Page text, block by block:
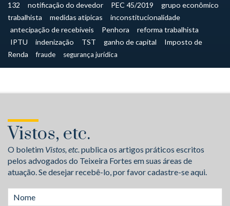
132
notificação do devedor PEC 45/2019
grupo econômico
trabalhista
medidas atípicas
inconstitucionalidade
antecipação de recebíveis
Penhora
reforma trabalhista
IPTU
indenização TST ganho de capital
Imposto de
Renda
fraude segurança jurídica
Vistos, etc.
O boletim Vistos, etc.publica os artigos práticos escritos
pelos advogados do Teixeira Fortes em suas áreas de
atuação. Se desejar recebê-lo, por favor cadastre-se aqui.